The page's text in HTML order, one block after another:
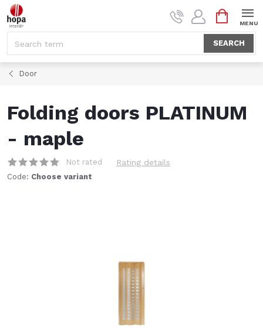
Skip
to
SEARCH
CART
Door
Folding doors PLATINUM
- maple
Not rated Rating details
Code: Choose variant